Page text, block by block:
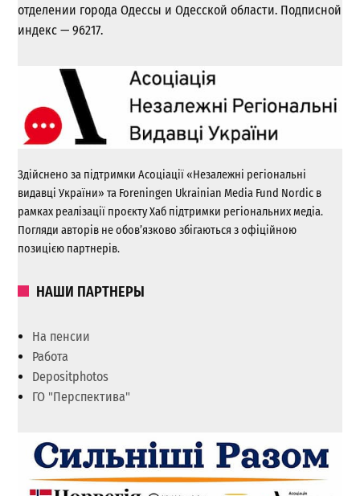
отделении города Одессы и Одесской области. Подписной
индекс — 96217.
Здійснено за підтримки Асоціації «Незалежні регіональні
видавці України» та Foreningen Ukrainian Media Fund Nordic в
рамках реалізації проєкту Хаб підтримки регіональних медіа.
Погляди авторів не обов’язково збігаються з офіційною
позицією партнерів.
НАШИ ПАРТНЕРЫ
На пенсии
Работа
Depositphotos
ГО "Перспектива"